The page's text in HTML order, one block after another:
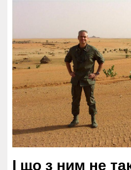
І що з ним не